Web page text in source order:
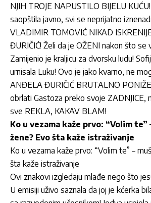
NJIH TROJE NAPUSTILO BIJELU
saopštila javno, svi se neprijatno
VLADIMIR TOMOVIĆ NIKAD
ĐURIČIĆ! Želi da je OŽENI nakon što se
Zamijenio je kraljicu za dvorsku ludu!
urnisala Luku! Ovo je jako kvarno, ne
ANĐELA ĐURIČIĆ BRUTALNO
obrlati Gastoza preko svoje ZADNJICE,
sve REKLA, KAKAV BLAM!
Ko u vezama kaže prvo: “Volim te”
žene? Evo šta kaže istraživanje
Ko u vezama kaže prvo: “Volim te” –
šta kaže istraživanje
Ovi znakovi izgledaju mlađe nego što
U emisiji uživo saznala da joj je kćerka